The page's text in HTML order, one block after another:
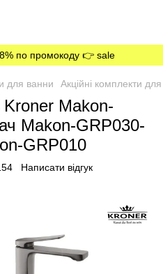
по промокоду 👉 sale
для ванни Акційні комплекти
Kroner Makon-
Makon-GRP030-
GRP010
Написати відгук